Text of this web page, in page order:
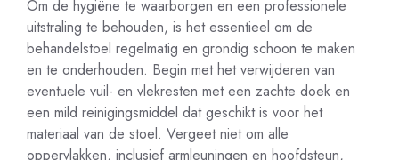
Om de hygiëne te waarborgen en een professionele
uitstraling te behouden, is het essentieel om de
behandelstoel regelmatig en grondig schoon te maken
en te onderhouden. Begin met het verwijderen van
eventuele vuil- en vlekresten met een zachte doek en
een mild reinigingsmiddel dat geschikt is voor het
materiaal van de stoel. Vergeet niet om alle
oppervlakken, inclusief armleuningen en hoofdsteun,